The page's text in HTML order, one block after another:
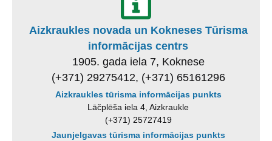
Aizkraukles novada un Kokneses Tūrisma
informācijas centrs
1905. gada iela 7, Koknese
(+371) 29275412, (+371) 65161296
Aizkraukles tūrisma informācijas punkts
Lāčplēša iela 4, Aizkraukle
(+371) 25727419
Jaunjelgavas tūrisma informācijas punkts